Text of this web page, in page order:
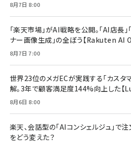
マーケティングの真実
￥2,200
ママ投資家が育休中に
￥1,870
￥1,980
フィードバック経営 「
Amazonランキング
8月7日 8:00
「楽天市場」がAI戦略を公開。「AI店長」
ナー画像生成」の全ぼう【Rakuten AI
8月7日 7:00
世界23位のメガECが実践する「カス
解。3年で顧客満足度144%向上した【
8月6日 8:00
楽天、会話型の「AIコンシェルジュ」で
をどう変えた？